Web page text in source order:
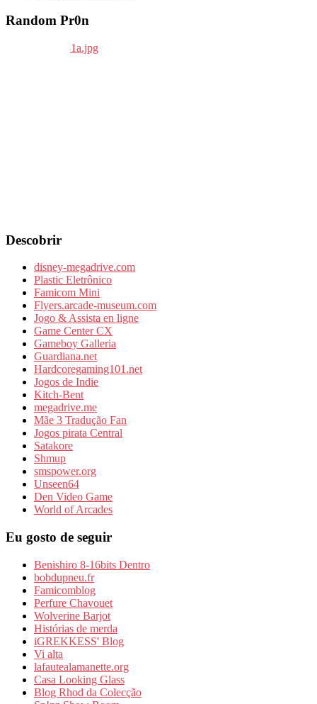
Random Pr0n
Descobrir
disney-megadrive.com
Plastic Eletrônico
Famicom Mini
Flyers.arcade-museum.com
Jogo & Assista en ligne
Game Center CX
Gameboy Galleria
Guardiana.net
Hardcoregaming101.net
Jogos de Indie
Kitch-Bent
megadrive.me
Mãe 3 Tradução Fan
Jogos pirata Central
Satakore
Shmup
smspower.org
Unseen64
Den Video Game
World of Arcades
Eu gosto de seguir
Benishiro 8-16bits Dentro
bobdupneu.fr
Famicomblog
Perfure Chavouet
Wolverine Barjot
Histórias de merda
iGREKKESS' Blog
Vi alta
lafautealamanette.org
Casa Looking Glass
Blog Rhod da Colecção